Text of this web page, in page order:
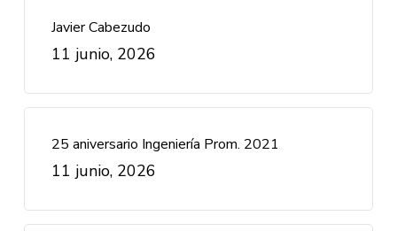
Javier Cabezudo
11 junio, 2026
25 aniversario Ingeniería Prom. 2021
11 junio, 2026